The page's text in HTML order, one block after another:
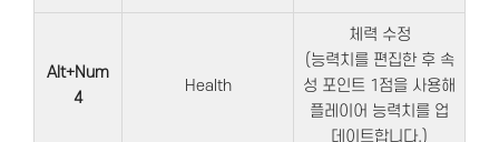
Alt+Num
4
Health
체력 수정
(능력치를 편집한 후 속
성 포인트 1점을 사용해
플레이어 능력치를 업
데이트합니다.)